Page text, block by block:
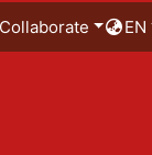
Collaborate EN